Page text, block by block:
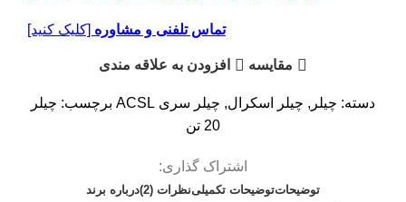
تماس تلفنی و مشاوره [کلیک کنید]
مقایسه افزودن به علاقه مندی
دسته: چیلر , چیلر اسکرال, چیلر سری ACSL برچسب: چیلر
20 تن
اشتراک گذاری:
توضیحاتتوضیحات تکمیلینظرات (2) درباره برند